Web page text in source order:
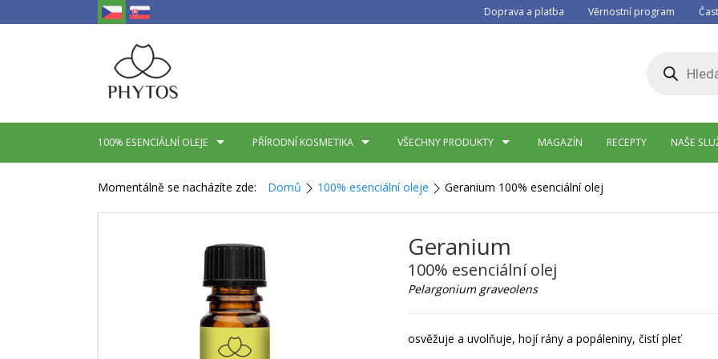
Doprava a platba Věrnostní program
search
100% ESENCIÁLNÍ OLEJE PŘÍRODNÍ KOSMETIKA VŠECHNY PRODUKTY MAGAZÍN RECEPTY NAŠE
Momentálně se nacházíte zde: Domů 100% esenciální oleje Geranium 100% esenciální olej
Geranium
100% esenciální olej
Pelargonium graveolens
osvěžuje a uvolňuje, hojí rány a popáleniny, čistí pleť